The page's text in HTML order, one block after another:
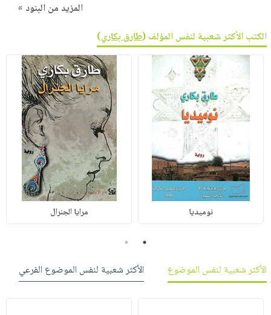
المزيد من البنود »
الكتب الأكثر شعبية لنفس المؤلف (طارق بكاري)
نوميديا مرايا الجنرال
1
2
الأكثر شعبية لنفس الموضوع
الأكثر شعبية لنفس الموضوع الفرعي